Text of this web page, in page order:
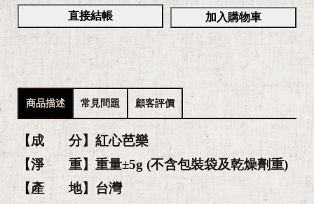
直接結帳 加入購物車
商品描述 常見問題 顧客評價
【成 分】紅心芭樂
【淨 重】重量±5g (不含包裝袋及乾燥劑重)
【產 地】台灣